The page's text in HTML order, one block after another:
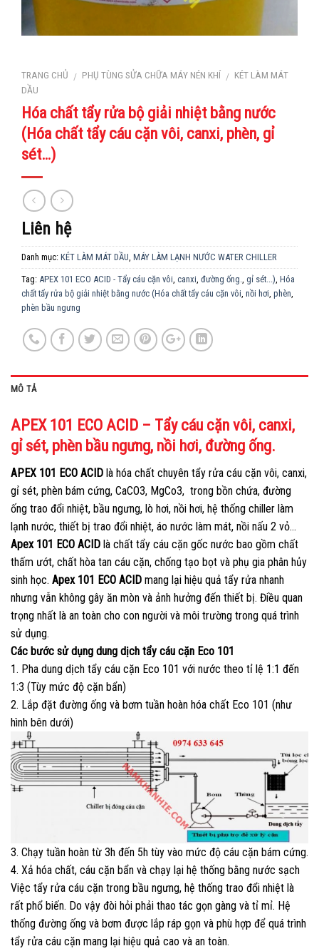
TRANG CHỦ / PHỤ TÙNG SỬA CHỮA MÁY NÉN KHÍ / KÉT LÀM MÁT
DẦU
Hóa chất tẩy rửa bộ giải nhiệt bằng nước
(Hóa chất tẩy cáu cặn vôi, canxi, phèn, gỉ
sét…)
Liên hệ
Danh mục: KÉT LÀM MÁT DẦU MÁY LÀM LẠNH NƯỚC WATER CHILLER
Tag: APEX 101 ECO ACID - Tẩy cáu cặn vôi canxi đường ống. gỉ sét...) Hóa
chất tẩy rửa bộ giải nhiệt bằng nước (Hóa chất tẩy cáu cặn vôi nồi hơi phèn
phèn bầu ngưng
MÔ TẢ
APEX 101 ECO ACID – Tẩy cáu cặn vôi, canxi,
gỉ sét, phèn bầu ngưng, nồi hơi, đường ống.
APEX 101 ECO ACID là hóa chất chuyên tẩy rửa cáu cặn vôi, canxi,
gỉ sét, phèn bám cứng, CaCO3, MgCo3, trong bồn chứa, đường
ống trao đổi nhiệt, bầu ngưng, lò hơi, nồi hơi, hệ thống chiller làm
lạnh nước, thiết bị trao đổi nhiệt, áo nước làm mát, nồi nấu 2 vỏ…
Apex 101 ECO ACID là chất tẩy cáu cặn gốc nước bao gồm chất
thấm ướt, chất hòa tan cáu cặn, chống tạo bọt và phụ gia phân hủy
sinh học. Apex 101 ECO ACID mang lại hiệu quả tẩy rửa nhanh
nhưng vẫn không gây ăn mòn và ảnh hưởng đến thiết bị. Điều quan
trọng nhất là an toàn cho con người và môi trường trong quá trình
sử dụng.
Các bước sử dụng dung dịch tẩy cáu cặn Eco 101
1. Pha dung dịch tẩy cáu cặn Eco 101 với nước theo tỉ lệ 1:1 đến
1:3 (Tùy mức độ cặn bẩn)
2. Lắp đặt đường ống và bơm tuần hoàn hóa chất Eco 101 (như
hình bên dưới)
3. Chạy tuần hoàn từ 3h đến 5h tùy vào mức độ cáu cặn bám cứng.
4. Xả hóa chất, cáu cặn bẩn và chạy lại hệ thống bằng nước sạch
Việc tẩy rửa cáu cặn trong bầu ngưng, hệ thống trao đổi nhiệt là
rất phổ biến. Do vậy đòi hỏi phải thao tác gọn gàng và tỉ mỉ. Hệ
thống đường ống và bơm được lắp ráp gọn và phù hợp để quá trình
tẩy rửa cáu cặn mang lại hiệu quả cao và an toàn.